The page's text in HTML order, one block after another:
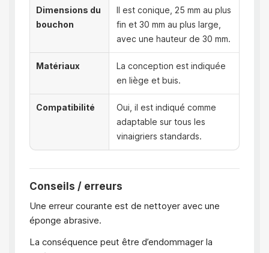
Dimensions du
bouchon
Il est conique, 25 mm au plus
fin et 30 mm au plus large,
avec une hauteur de 30 mm.
Matériaux
La conception est indiquée
en liège et buis.
Compatibilité
Oui, il est indiqué comme
adaptable sur tous les
vinaigriers standards.
Conseils / erreurs
Une erreur courante est de nettoyer avec une
éponge abrasive.
La conséquence peut être d’endommager la